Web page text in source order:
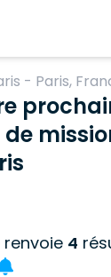
- Paris,
de
4